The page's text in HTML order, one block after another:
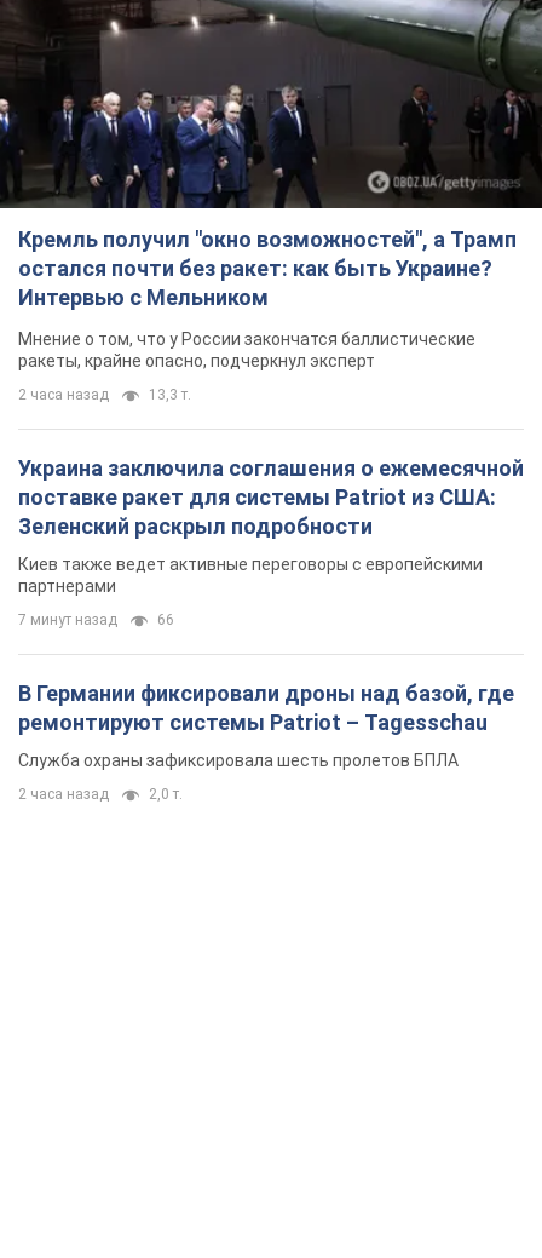
Кремль получил "окно возможностей", а Трамп
остался почти без ракет: как быть Украине?
Интервью с Мельником
Мнение о том, что у России закончатся баллистические
ракеты, крайне опасно, подчеркнул эксперт
2 часа назад 13,3 т.
Украина заключила соглашения о ежемесячной
поставке ракет для системы Patriot из США:
Зеленский раскрыл подробности
Киев также ведет активные переговоры с европейскими
партнерами
7 минут назад 66
В Германии фиксировали дроны над базой, где
ремонтируют системы Patriot – Tagesschau
Служба охраны зафиксировала шесть пролетов БПЛА
2 часа назад 2,0 т.